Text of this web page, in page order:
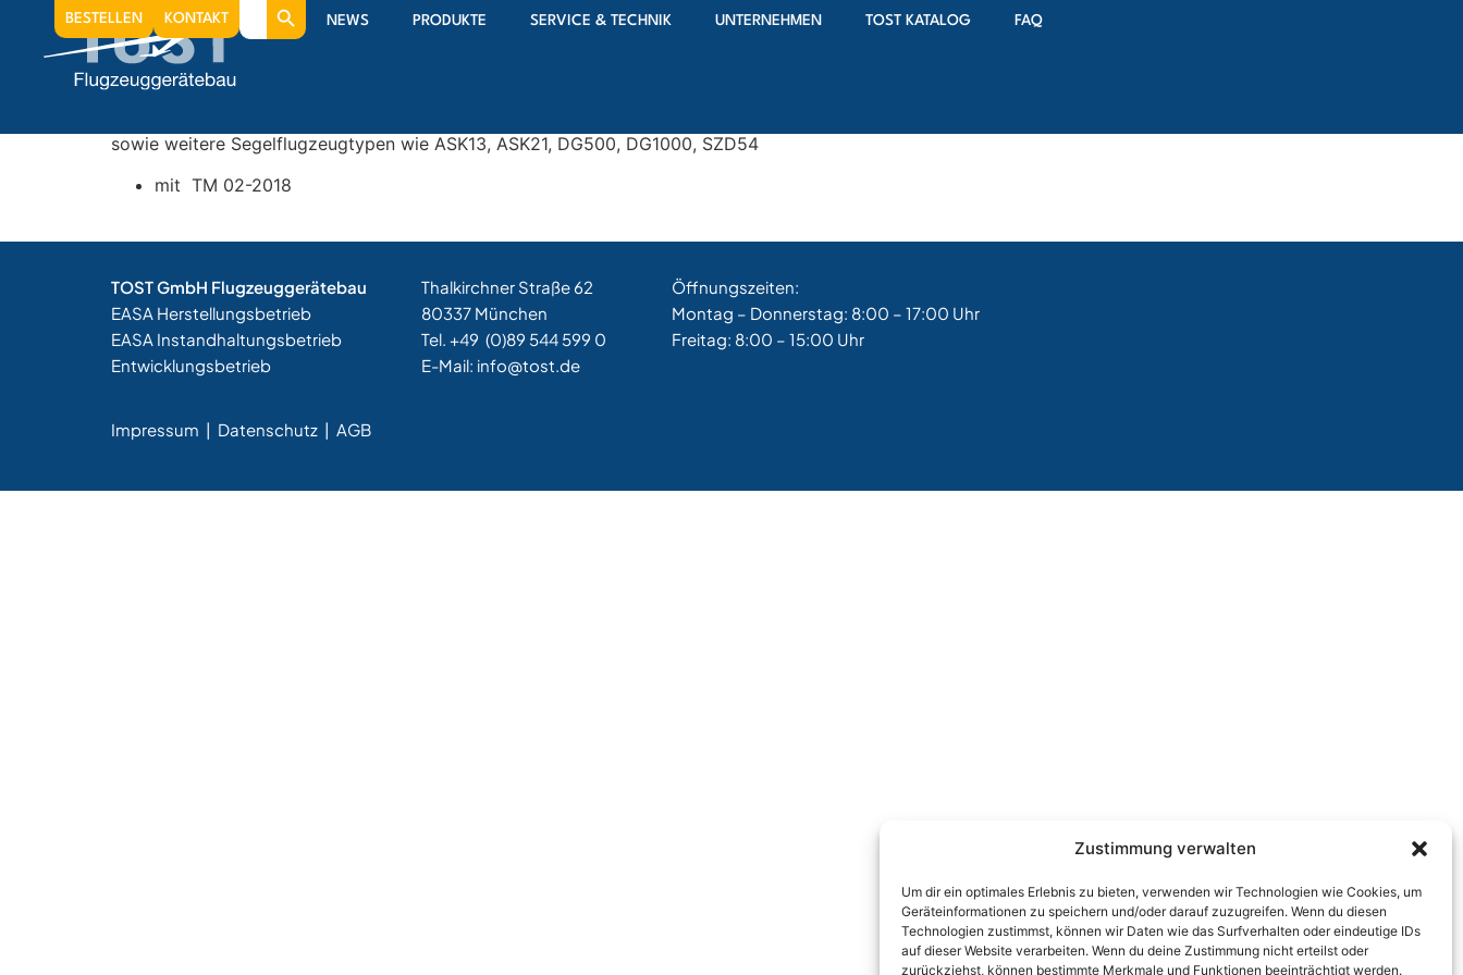
Zustimmung verwalten
Um dir ein optimales Erlebnis zu bieten, verwenden wir Technologien wie Cookies, um
Geräteinformationen zu speichern und/oder darauf zuzugreifen. Wenn du diesen
Technologien zustimmst, können wir Daten wie das Surfverhalten oder eindeutige IDs
auf dieser Website verarbeiten. Wenn du deine Zustimmung nicht erteilst oder
zurückziehst, können bestimmte Merkmale und Funktionen beeinträchtigt werden.
NEWS PRODUKTE SERVICE & TECHNIK UNTERNEHMEN TOST KATALOG FAQ
BESTELLEN KONTAKT
Search
for:
2022
Erweiterung der Zulassung der Bremszange BZT2
sowie weitere Segelflugzeugtypen wie ASK13, ASK21, DG500, DG1000, SZD54
mit TM 02-2018
TOST GmbH Flugzeuggerätebau
EASA Herstellungsbetrieb
EASA Instandhaltungsbetrieb
Entwicklungsbetrieb
Thalkirchner Straße 62
80337 München
Tel. +49 (0)89 544 599 0
E-Mail: info@tost.de
Öffnungszeiten:
Montag – Donnerstag: 8:00 – 17:00 Uhr
Freitag: 8:00 – 15:00 Uhr
Impressum | Datenschutz | AGB